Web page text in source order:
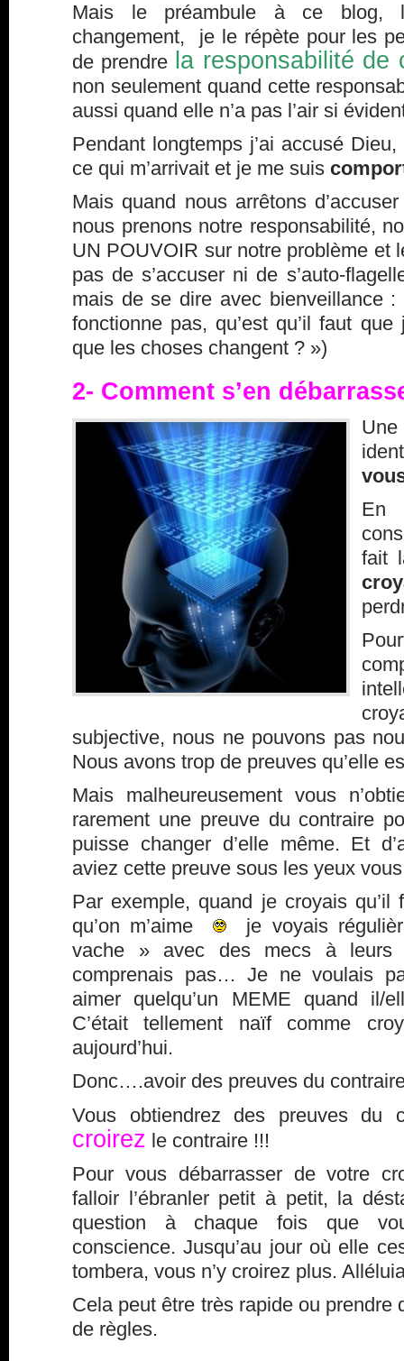
Mais le préambule à ce blog,
changement, je le répète pour les
de prendre la responsabilité
non seulement quand cette
aussi quand elle n’a pas l’air si
Pendant longtemps j’ai accusé
ce qui m’arrivait et je me suis
Mais quand nous arrêtons
nous prenons notre responsabilité,
UN POUVOIR sur notre problème et
pas de s’accuser ni de s’auto-
mais de se dire avec bienveillance :
fonctionne pas, qu’est qu’il faut
que les choses changent ? »)
2- Comment s’en
fait
subjective, nous ne pouvons pas
Nous avons trop de preuves qu’elle
Mais malheureusement vous
rarement une preuve du contraire
puisse changer d’elle même. Et
aviez cette preuve sous les yeux
Par exemple, quand je croyais qu’il
qu’on m’aime
je voyais
vache » avec des mecs à
comprenais pas… Je ne voulais
aimer quelqu’un MEME quand il/
C’était tellement naïf comme
aujourd’hui.
Donc….avoir des preuves du
Vous obtiendrez des preuves du
croirez le contraire !!!
Pour vous débarrasser de votre
falloir l’ébranler petit à petit, la
question à chaque fois que
conscience. Jusqu’au jour où elle
tombera, vous n’y croirez plus.
Cela peut être très rapide ou prendre
de règles.